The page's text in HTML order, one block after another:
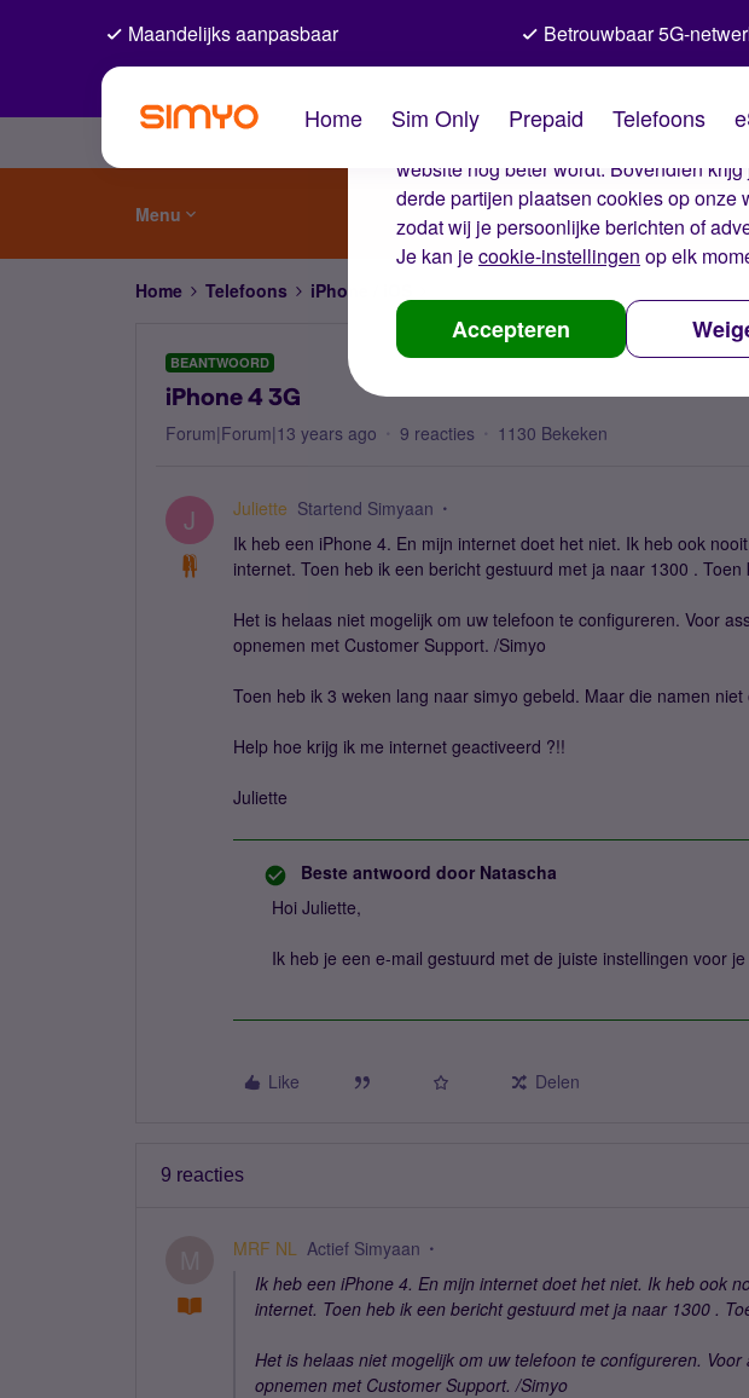
De cookies van Simyo
Wij gebruiken cookies op onze website.
website nog beter wordt. Bovendien
derde partijen plaatsen cookies op
zodat wij je persoonlijke berichten of
Je kan jecookie-instellingen op elk
Accepteren
Maandelijks aanpasbaar Betrouwbaar 5G-
Home Sim Only Prepaid Telefoons
Menu
Home Telefoons iPhone / iOS
BEANTWOORD
iPhone 4 3G
Forum|Forum|13 years ago 9 reacties 1130 Bekeken
J Juliette Startend Simyaan
Ik heb een iPhone 4. En mijn internet doet het niet. Ik heb ook
internet. Toen heb ik een bericht gestuurd met ja naar 1300 . Toen
Het is helaas niet mogelijk om uw telefoon te configureren. Voor
opnemen met Customer Support. /Simyo
Toen heb ik 3 weken lang naar simyo gebeld. Maar die namen niet
Help hoe krijg ik me internet geactiveerd ?!!
Juliette
Beste antwoord door Natascha
Hoi Juliette,
Ik heb je een e-mail gestuurd met de juiste instellingen voor
Like Delen
9 reacties
MRF NL Actief Simyaan
Ik heb een iPhone 4. En mijn internet doet het niet. Ik heb ook
internet. Toen heb ik een bericht gestuurd met ja naar 1300 .
Het is helaas niet mogelijk om uw telefoon te configureren.
opnemen met Customer Support. /Simyo